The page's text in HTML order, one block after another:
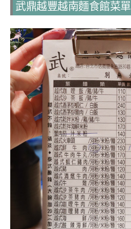
武鼎越豐越南麵食館菜單